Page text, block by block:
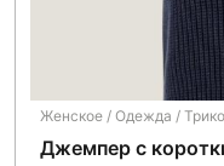
Женское / Одежда /
Джемпер с